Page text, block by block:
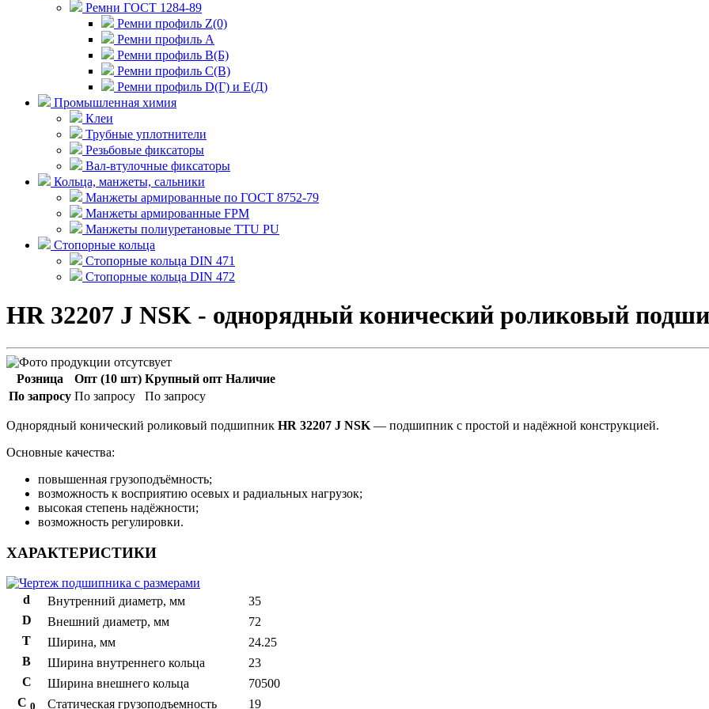
Ремни ГОСТ 1284-89
Ремни профиль Z(0)
Ремни профиль А
Ремни профиль В(Б)
Ремни профиль С(В)
Ремни профиль D(Г) и E(Д)
Промышленная химия
Клеи
Трубные уплотнители
Резьбовые фиксаторы
Вал-втулочные фиксаторы
Кольца, манжеты, сальники
Манжеты армированные по ГОСТ 8752-79
Манжеты армированные FPM
Манжеты полиуретановые TTU PU
Стопорные кольца
Стопорные кольца DIN 471
Стопорные кольца DIN 472
HR 32207 J NSK - однорядный конический роликовый
Розница Опт (10 шт) Крупный опт Наличие
По запросу По запросу По запросу
Однорядный конический роликовый подшипник HR 32207 J NSK — подшипник с простой и надёжной конструкцией.
Основные качества:
повышенная грузоподъёмность;
возможность к восприятию осевых и радиальных нагрузок;
высокая степень надёжности;
возможность регулировки.
ХАРАКТЕРИСТИКИ
d Внутренний диаметр, мм
35
D
Внешний диаметр, мм
72
T
Ширина, мм
24.25
B
Ширина внутреннего кольца
23
С
Ширина внешнего кольца
70500
С 0 Статическая грузоподъемность 19